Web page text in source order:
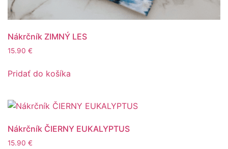
Nákrčník ZIMNÝ LES
15.90 €
Pridať do košíka
Nákrčník ČIERNY EUKALYPTUS
15.90 €